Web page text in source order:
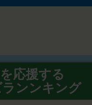
応援する
ンンキング